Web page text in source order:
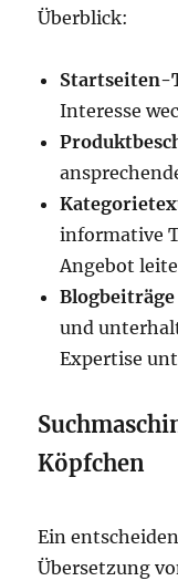
Überblick:
Startseiten-
Interesse
informative
Angebot
und
Expertise
Köpfchen
Ein
Übersetzung